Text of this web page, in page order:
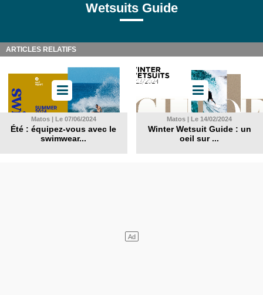
Wetsuits Guide
ARTICLES RELATIFS
Matos | Le 07/06/2024
Été : équipez-vous avec le
swimwear...
Matos | Le 14/02/2024
Winter Wetsuit Guide : un
oeil sur ...